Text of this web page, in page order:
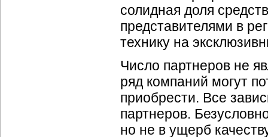
солидная доля
представителями в
технику на
Число партнеров не
ряд компаний могут
приобрести. Все
партнеров.
но не в ущерб